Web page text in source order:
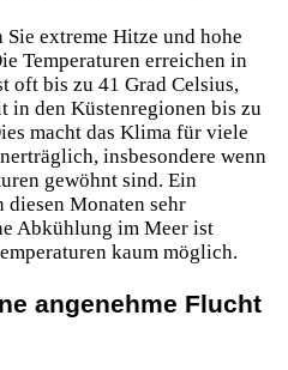
extreme Hitze und hohe
Temperaturen erreichen in
oft bis zu 41 Grad Celsius,
den Küstenregionen bis zu
macht das Klima für viele
insbesondere wenn
gewöhnt sind. Ein
Monaten sehr
Abkühlung im Meer ist
kaum möglich.
angenehme Flucht